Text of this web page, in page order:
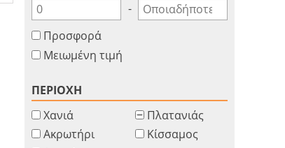
-
Προσφορά
Μειωμένη τιμή
ΠΕΡΙΟΧΗ
Χανιά
Ακρωτήρι
Πλατανιάς
Κίσσαμος